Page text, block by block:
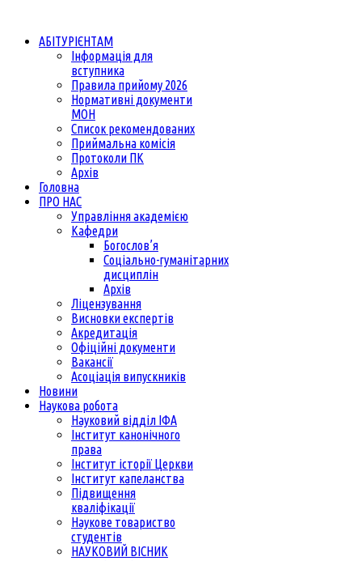
АБІТУРІЄНТАМ
Інформація для
вступника
Правила прийому 2026
Нормативні документи
МОН
Список рекомендованих
Приймальна комісія
Протоколи ПК
Архів
Головна
ПРО НАС
Управління академією
Кафедри
Богослов’я
Соціально-гуманітарних
дисциплін
Архів
Ліцензування
Висновки експертів
Акредитація
Офіційні документи
Вакансії
Асоціація випускників
Новини
Наукова робота
Науковий відділ ІФА
Інститут канонічного
права
Інститут історії Церкви
Інститут капеланства
Підвищення
кваліфікації
Наукове товариство
студентів
НАУКОВИЙ ВІСНИК